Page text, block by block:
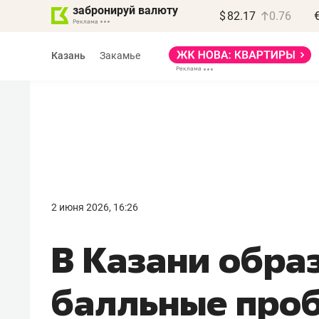
забронируй валюту $ 82.17 0.76
Казань Закамье
2 июня 2026, 16:26
В Казани
балльные
правил, бизнес может
потерять минимум